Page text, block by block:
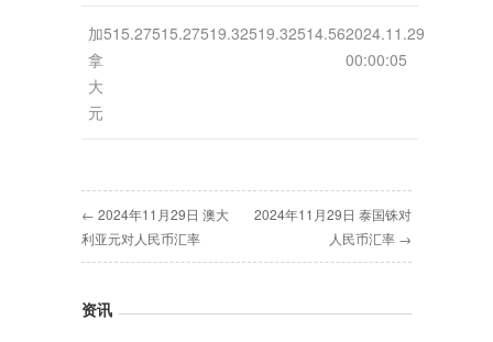
加
拿
大
元
515.27515.27519.32519.32514.562024.11.29
00:00:05
← 2024年11月29日 澳大
利亚元对人民币汇率
2024年11月29日 泰国铢对
人民币汇率 →
资讯